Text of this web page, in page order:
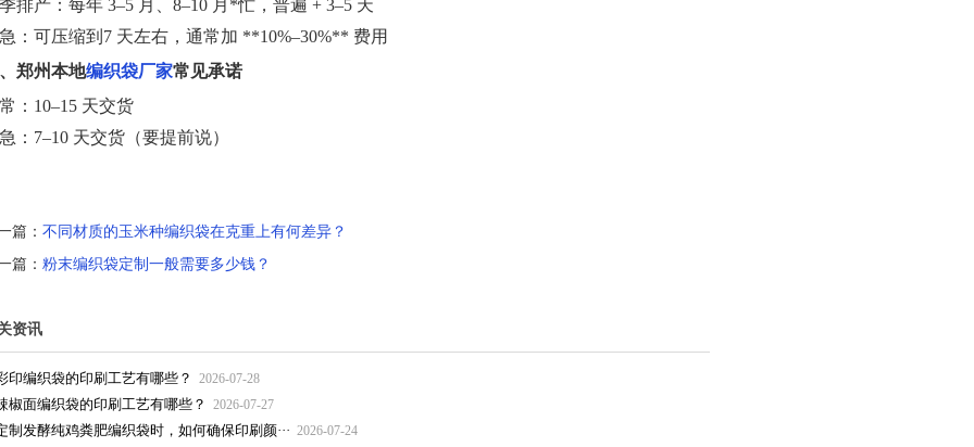
排产：每年 3–5 月、8–10 月*忙，普遍 + 3–5 天
：可压缩到7 天左右，通常加 **10%–30%** 费用
郑州本地编织袋厂家常见承诺
：10–15 天交货
：7–10 天交货（要提前说）
篇： 不同材质的玉米种编织袋在克重上有何差异？
篇： 粉末编织袋定制一般需要多少钱？
资讯
印编织袋的印刷工艺有哪些？ 2026-07-28
椒面编织袋的印刷工艺有哪些？ 2026-07-27
制发酵纯鸡粪肥编织袋时，如何确保印刷颜··· 2026-07-24